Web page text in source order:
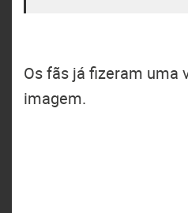
Os fãs já fizeram uma
imagem.